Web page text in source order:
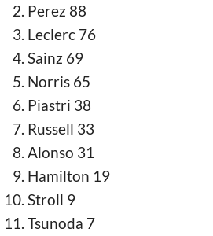
Perez 88
Leclerc 76
Sainz 69
Norris 65
Piastri 38
Russell 33
Alonso 31
Hamilton 19
Stroll 9
Tsunoda 7